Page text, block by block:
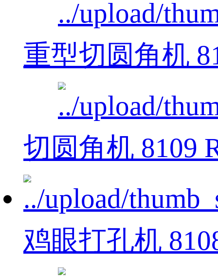
重型切圆角机
切圆角机 8109
鸡眼打孔机